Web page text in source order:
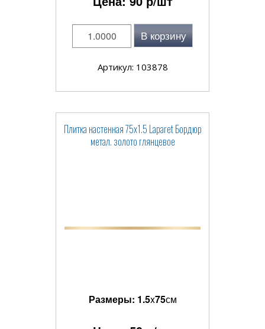
В корзину
Артикул: 103878
Плитка настенная 75x1.5 Laparet Бордюр
метал. золото глянцевое
Размеры: 1.5x75см